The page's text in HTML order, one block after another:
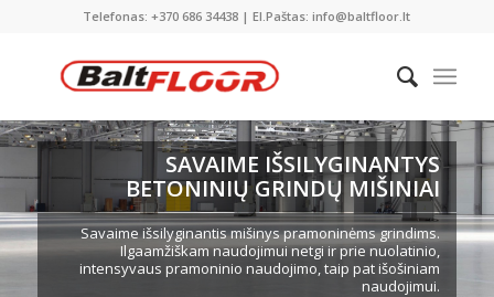
Telefonas: +370 686 34438 | El.Paštas: info@baltfloor.lt
SAVAIME IŠSILYGINANTYS
BETONINIŲ GRINDŲ MIŠINIAI
Savaime išsilyginantis mišinys pramoninėms grindims.
Ilgaamžiškam naudojimui netgi ir prie nuolatinio,
intensyvaus pramoninio naudojimo, taip pat išošiniam
naudojimui.